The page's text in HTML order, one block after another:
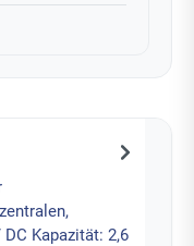
Kapazität: 2,6